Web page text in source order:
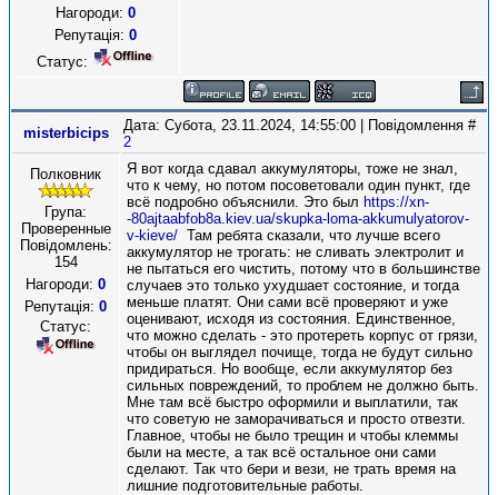
Нагороди: 0
Репутація: 0
Статус:
misterbicips
Дата: Субота, 23.11.2024, 14:55:00 | Повідомлення #
2
Полковник
Група:
Проверенные
Повідомлень:
154
Нагороди: 0
Репутація: 0
Статус:
Я вот когда сдавал аккумуляторы, тоже не знал,
что к чему, но потом посоветовали один пункт, где
всё подробно объяснили. Это был https://xn-
-80ajtaabfob8a.kiev.ua/skupka-loma-akkumulyatorov-
v-kieve/ Там ребята сказали, что лучше всего
аккумулятор не трогать: не сливать электролит и
не пытаться его чистить, потому что в большинстве
случаев это только ухудшает состояние, и тогда
меньше платят. Они сами всё проверяют и уже
оценивают, исходя из состояния. Единственное,
что можно сделать - это протереть корпус от грязи,
чтобы он выглядел почище, тогда не будут сильно
придираться. Но вообще, если аккумулятор без
сильных повреждений, то проблем не должно быть.
Мне там всё быстро оформили и выплатили, так
что советую не заморачиваться и просто отвезти.
Главное, чтобы не было трещин и чтобы клеммы
были на месте, а так всё остальное они сами
сделают. Так что бери и вези, не трать время на
лишние подготовительные работы.